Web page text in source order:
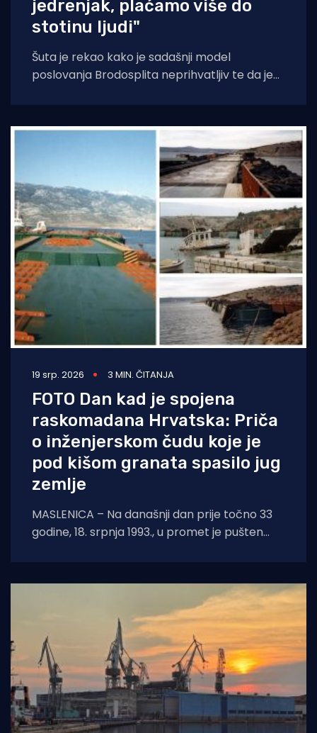
jedrenjak, plaćamo više do
stotinu ljudi"
Šuta je rekao kako je sadašnji model
poslovanja Brodosplita neprihvatljiv te da je
19 srp. 2026 3 MIN. ČITANJA
FOTO Dan kad je spojena
raskomadana Hrvatska: Priča
o inženjerskom čudu koje je
pod kišom granata spasilo jug
zemlje
MASLENICA – Na današnji dan prije točno 33
godine, 18. srpnja 1993., u promet je pušten